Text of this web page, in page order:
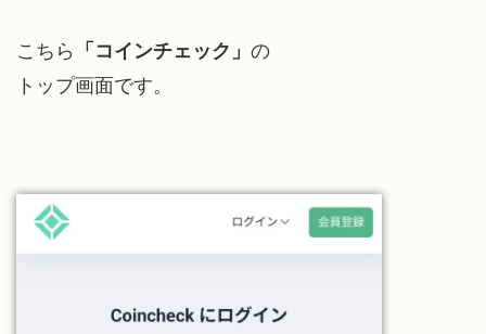
こちら 「コインチェック」 の
トップ画面です。